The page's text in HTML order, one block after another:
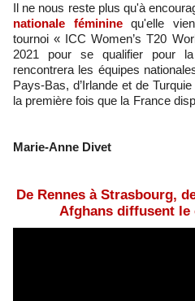
Il ne nous reste plus qu'à
nationale fémininequ'elle
tournoi « ICC Women’s T20
2021 pour se qualifier pour
rencontrera les équipes
Pays-Bas, d’Irlande et de
la première fois que la France
Marie-Anne Divet
De Rennes à Strasbourg,
Afghans diffusent le